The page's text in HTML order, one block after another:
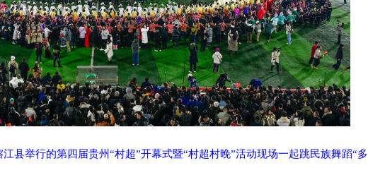
县举行的第四届贵州“村超”开幕式暨“村超村晚”活动现场一起跳民族舞蹈“多